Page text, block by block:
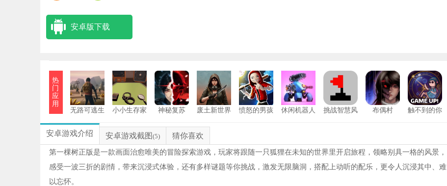
安卓版下载
热
门
应
用
无路可逃生
小小生存家
神秘复苏
废土新世界
愤怒的男孩
休闲机器人
挑战智慧风
布偶村
触不到的你
安卓游戏介绍 安卓游戏截图 (5) 猜你喜欢
第一棵树正版是一款画面治愈唯美的冒险探索游戏，玩家将跟随一只狐狸在未知的世界里开启旅程，领略别具一格的风景，
感受一波三折的剧情，带来沉浸式体验，还有多样谜题等你挑战，激发无限脑洞，搭配上动听的配乐，更令人沉浸其中、难
以忘怀。
2 恐怖老奶奶重制版
3 SlenderMan安卓版